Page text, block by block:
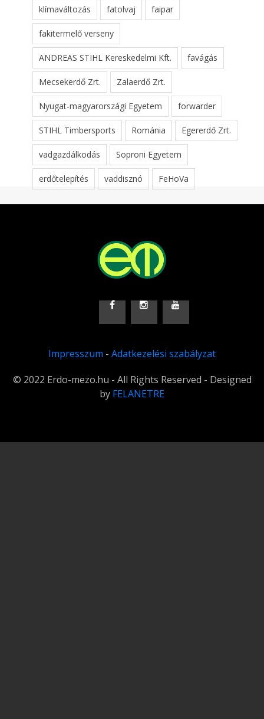
klímaváltozás fatolvaj faipar
fakitermelő verseny
ANDREAS STIHL Kereskedelmi Kft. favágás
Mecsekerdő Zrt. Zalaerdő Zrt.
Nyugat-magyarországi Egyetem forwarder
STIHL Timbersports Románia Egererdő Zrt.
vadgazdálkodás Soproni Egyetem
erdőtelepítés vaddisznó FeHoVa
Impresszum - Adatkezelési szabályzat
© 2022 Erdo-mezo.hu - All Rights Reserved - Designed
by FELANETRE